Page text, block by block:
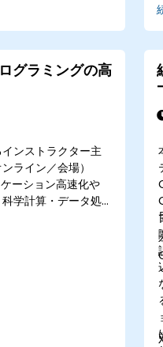
グラミングの高
ンストラクター主
ライン／会場）
ーション高速化や
学計算・データ処
な内容です。